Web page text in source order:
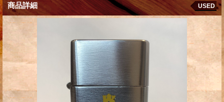
商品詳細 USED